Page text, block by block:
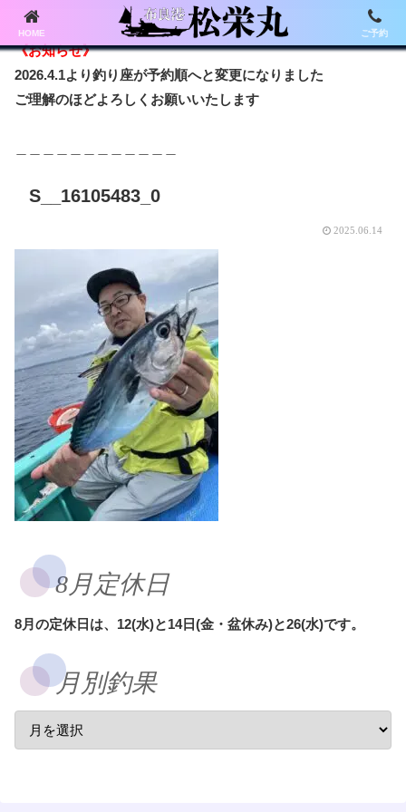
《お知らせ》
2026.4.1より釣り座が予約順へと変更になりました
ご理解のほどよろしくお願いいたします
S__16105483_0
2025.06.14
8月定休日
8月の定休日は、12(水)と14日(金・盆休み)と26(水)です。
月別釣果
HOME ご予約